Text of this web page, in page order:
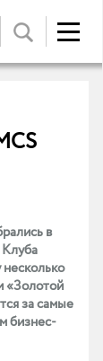
в
«Золотой
за самые
бизнес-